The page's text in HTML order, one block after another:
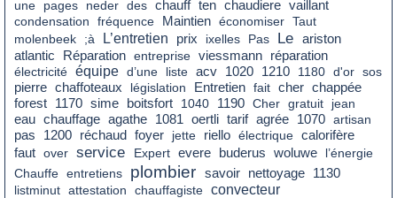
une
pages neder des chauff ten chaudiere vaillant
condensation
fréquence Maintien économiser Taut
molenbeek
;à L’entretien prix ixelles Pas Le
ariston
atlantic
Réparation entreprise viessmann
réparation
électricité équipe d’une liste acv 1020 1210 1180 d'or sos
pierre chaffoteaux législation Entretien fait cher chappée
forest
1170 sime boitsfort 1040 1190 Cher gratuit jean
eau chauffage agathe 1081 oertli tarif agrée 1070 artisan
pas 1200 réchaud foyer jette riello électrique calorifère
faut over service Expert evere buderus woluwe
l’énergie
Chauffe entretiens plombier savoir nettoyage
1130
listminut attestation chauffagiste convecteur